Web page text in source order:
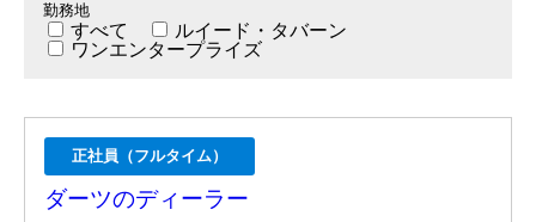
勤務地
すべて
ルイード・タバーン
ワンエンタープライズ
ダーツのディーラー
正社員（フルタイム）